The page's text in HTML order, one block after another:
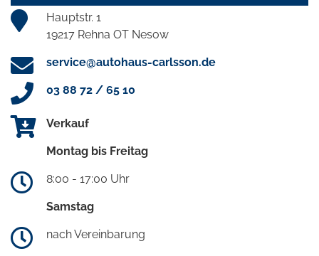
Hauptstr. 1
19217 Rehna OT Nesow
service@autohaus-carlsson.de
03 88 72 / 65 10
Verkauf
Montag bis Freitag
8:00 - 17:00 Uhr
Samstag
nach Vereinbarung